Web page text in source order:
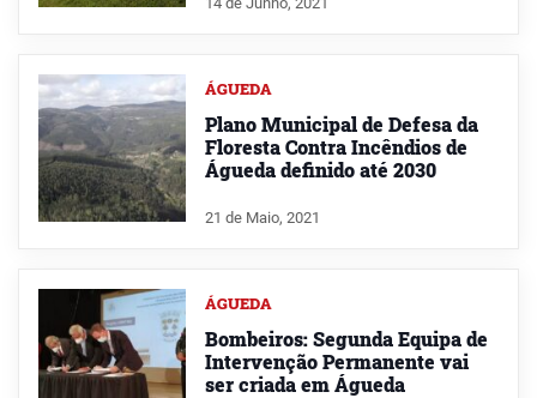
ÁGUEDA
Plano Municipal de Defesa da
Floresta Contra Incêndios de
Águeda definido até 2030
21 de Maio, 2021
ÁGUEDA
Bombeiros: Segunda Equipa de
Intervenção Permanente vai
ser criada em Águeda